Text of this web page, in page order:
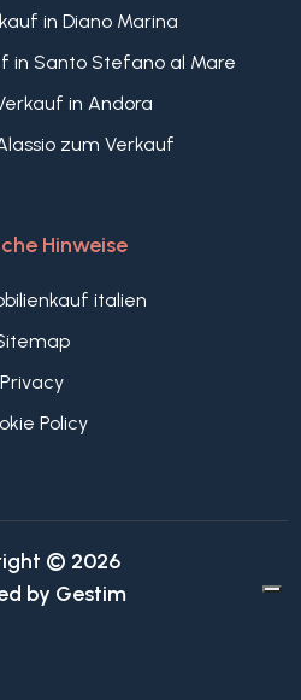
in Diano Marina
in Santo Stefano al Mare
in Andora
zum Verkauf
Hinweise
italien
Privacy
Policy
© 2026
by Gestim